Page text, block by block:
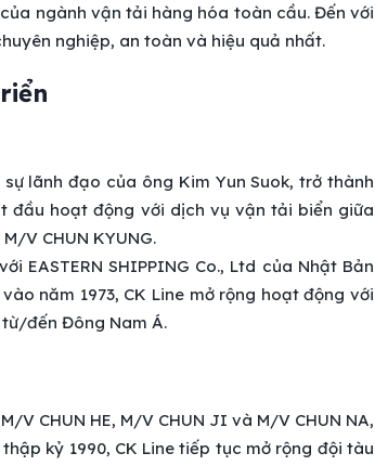
ngành vận tải hàng hóa toàn cầu. Đến với
nghiệp, an toàn và hiệu quả nhất.
lãnh đạo của ông Kim Yun Suok, trở thành
đầu hoạt động với dịch vụ vận tải biển giữa
V CHUN KYUNG.
EASTERN SHIPPING Co., Ltd của Nhật Bản
năm 1973, CK Line mở rộng hoạt động với
đến Đông Nam Á.
CHUN HE, M/V CHUN JI và M/V CHUN NA,
kỷ 1990, CK Line tiếp tục mở rộng đội tàu